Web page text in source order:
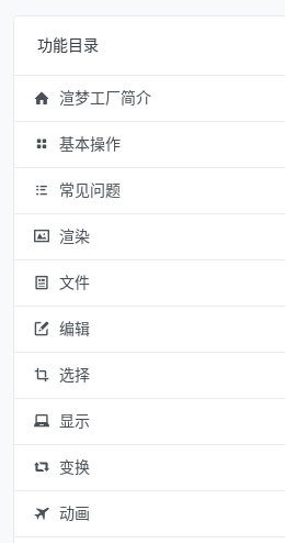
功能目录
渲梦工厂简介
基本操作
常见问题
渲染
文件
编辑
选择
显示
变换
动画